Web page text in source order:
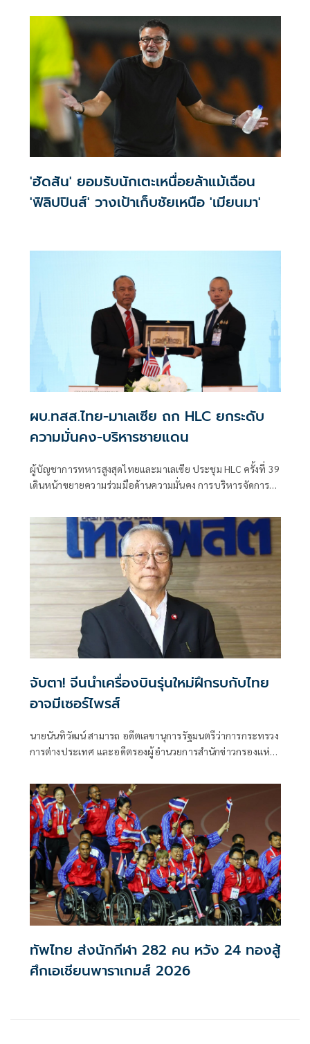
กล่าวเมื่อวันพุธที่ผ่านมา แม้ว่าเหตุการณ์ด้านความมั่นคงล่าสุด
จะเน้นย้ำถึงความเสี่ยงที่ยังคงมีอยู่สำหรับการขนส่งทางเรือใน
ภูมิภาคก็ตาม
'ฮัดสัน' ยอมรับนักเตะเหนื่อยล้าแม้เฉือน
'ฟิลิปปินส์' วางเป้าเก็บชัยเหนือ 'เมียนมา'
ผบ.ทสส.ไทย-มาเลเซีย ถก HLC ยกระดับ
ความมั่นคง-บริหารชายแดน
ผู้บัญชาการทหารสูงสุดไทยและมาเลเซีย ประชุม HLC ครั้งที่ 39
เดินหน้าขยายความร่วมมือด้านความมั่นคง การบริหารจัดการ
จับตา! จีนนำเครื่องบินรุ่นใหม่ฝึกรบกับไทย
อาจมีเซอร์ไพรส์
นายนันทิวัฒน์ สามารถ อดีตเลขานุการรัฐมนตรีว่าการกระทรวง
การต่างประเทศ และอดีตรองผู้อำนวยการสำนักข่าวกรองแห่ง
ทัพไทย ส่งนักกีฬา 282 คน หวัง 24 ทองสู้
ศึกเอเชียนพาราเกมส์ 2026